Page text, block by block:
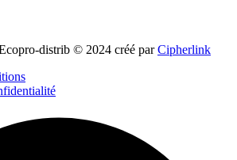
distrib © 2024 créé parCipherlink